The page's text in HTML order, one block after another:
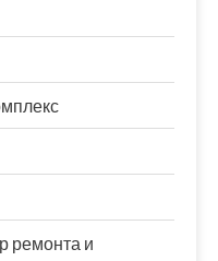
и